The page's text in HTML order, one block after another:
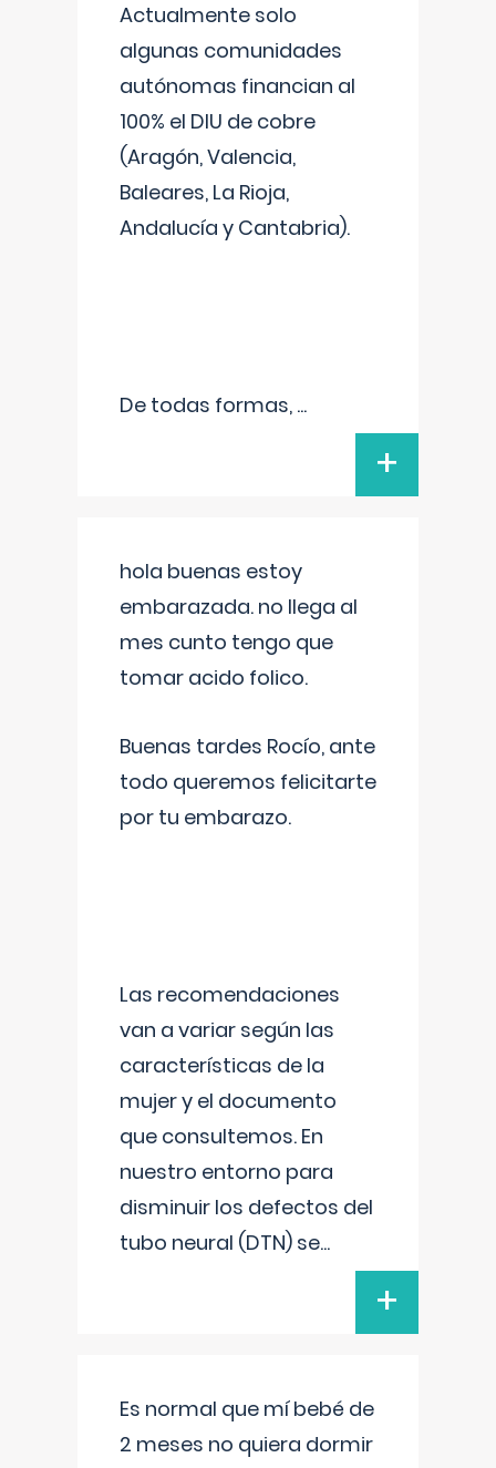
Actualmente solo
algunas comunidades
autónomas financian al
100% el DIU de cobre
(Aragón, Valencia,
Baleares, La Rioja,
Andalucía y Cantabria).
De todas formas, ...
+
hola buenas estoy
embarazada. no llega al
mes cunto tengo que
tomar acido folico.
Buenas tardes Rocío, ante
todo queremos felicitarte
por tu embarazo.
Las recomendaciones
van a variar según las
características de la
mujer y el documento
que consultemos. En
nuestro entorno para
disminuir los defectos del
tubo neural (DTN) se...
+
Es normal que mí bebé de
2 meses no quiera dormir